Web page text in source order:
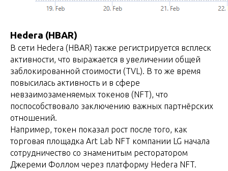
Hedera (HBAR)
В сети Hedera (HBAR) также регистрируется всплеск
активности, что выражается в увеличении общей
заблокированной стоимости (TVL). В то же время
повысилась активность и в сфере
невзаимозаменяемых токенов (NFT), что
поспособствовало заключению важных партнёрских
отношений.
Например, токен показал рост после того, как
торговая площадка Art Lab NFT компании LG начала
сотрудничество со знаменитым ресторатором
Джереми Фоллом через платформу Hedera NFT.